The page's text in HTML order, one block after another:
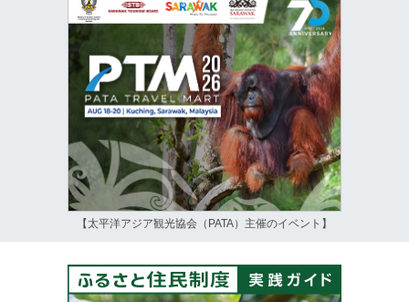
【太平洋アジア観光協会（PATA）主催のイベント】